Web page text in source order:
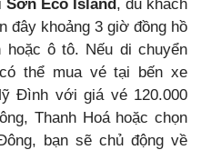
Sơn Eco Island, du khách
đây khoảng 3 giờ đồng hồ
hoặc ô tô. Nếu di chuyển
thể mua vé tại bến xe
Đình với giá vé 120.000
Thanh Hoá hoặc chọn
bạn sẽ chủ động về